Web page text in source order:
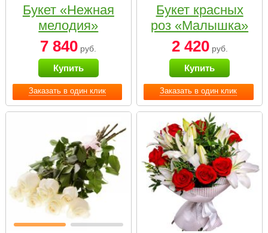
Заказать в один клик
Букет «Нежная
мелодия»
7 840 руб.
Купить
Заказать в один клик
Букет красных
роз «Малышка»
2 420руб.
Купить